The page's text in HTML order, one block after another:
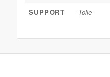
SUPPORT
Toile